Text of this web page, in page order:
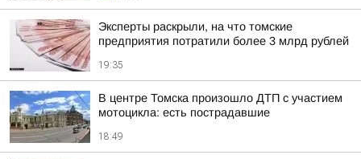
Эксперты раскрыли, на что томские
предприятия потратили более 3 млрд рублей
19:35
В центре Томска произошло ДТП с участием
мотоцикла: есть пострадавшие
18:49